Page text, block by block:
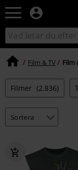
Sök
i
Film & TV Film
Filmer (2.836)